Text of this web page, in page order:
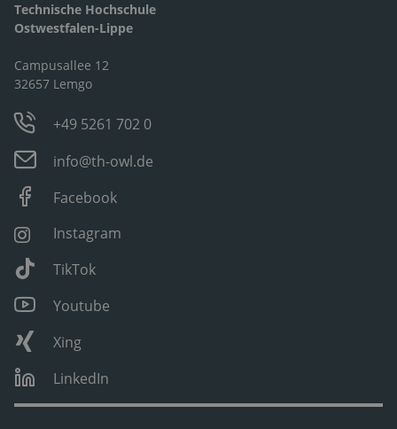
Technische Hochschule
Ostwestfalen-Lippe
Campusallee 12
32657 Lemgo
+49 5261 702 0
info@th-owl.de
Facebook
Instagram
TikTok
Youtube
Xing
LinkedIn